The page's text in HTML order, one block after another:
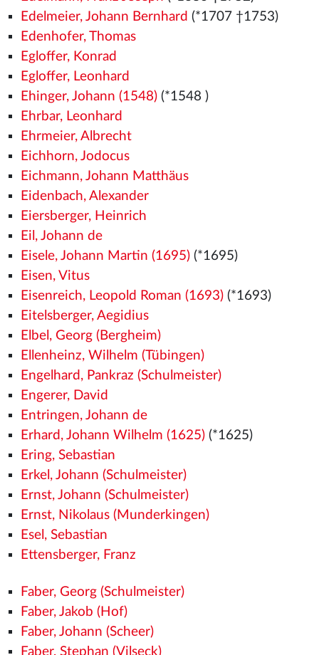
Edelmeier, Johann Bernhard (*1707 †1753)
Edenhofer, Thomas
Egloffer, Konrad
Egloffer, Leonhard
Ehinger, Johann (1548)(*1548 )
Ehrbar, Leonhard
Ehrmeier, Albrecht
Eichhorn, Jodocus
Eichmann, Johann Matthäus
Eidenbach, Alexander
Eiersberger, Heinrich
Eil, Johann de
Eisele, Johann Martin (1695)(*1695)
Eisen, Vitus
Eisenreich, Leopold Roman (1693)(*1693)
Eitelsberger, Aegidius
Elbel, Georg (Bergheim)
Ellenheinz, Wilhelm (Tübingen)
Engelhard, Pankraz (Schulmeister)
Engerer, David
Entringen, Johann de
Erhard, Johann Wilhelm (1625)(*1625)
Ering, Sebastian
Erkel, Johann (Schulmeister)
Ernst, Johann (Schulmeister)
Ernst, Nikolaus (Munderkingen)
Esel, Sebastian
Ettensberger, Franz
Faber, Georg (Schulmeister)
Faber, Jakob (Hof)
Faber, Johann (Scheer)
Faber, Stephan (Vilseck)